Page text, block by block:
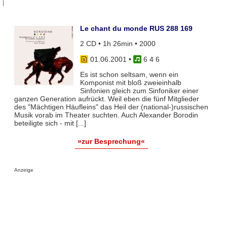
Le chant du monde RUS 288 169
2 CD • 1h 26min • 2000
01.06.2001 •
6 4 6
Es ist schon seltsam, wenn ein
Komponist mit bloß zweieinhalb
Sinfonien gleich zum Sinfoniker einer
ganzen Generation aufrückt. Weil eben die fünf Mitglieder
des "Mächtigen Häufleins" das Heil der (national-)russischen
Musik vorab im Theater suchten. Auch Alexander Borodin
beteiligte sich - mit [...]
»zur Besprechung«
Anzeige